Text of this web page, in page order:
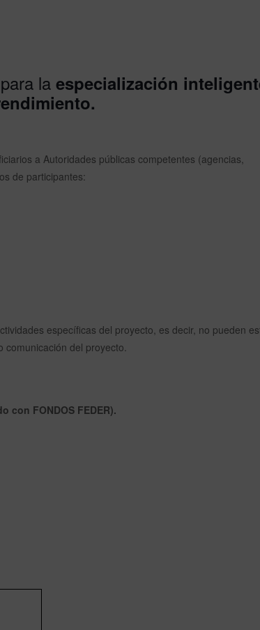
la especialización
a Autoridades públicas competentes (agencias,
de participantes:
específicas del proyecto, es decir, no pueden
del proyecto.
con FONDOS FEDER).